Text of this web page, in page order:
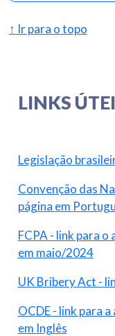
↑ Ir para o topo
LINKS
Legislação
Convenção das
página em
FCPA - link para
em maio/2024
UK Bribery Act -
OCDE - link para
em Inglês